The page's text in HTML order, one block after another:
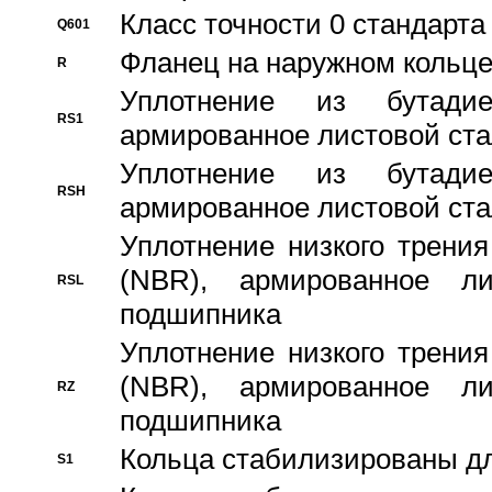
Q601 Класс точности 0
R Фланец на наружном кольце
RS1
Уплотнение из
армированное листовой
RSH
Уплотнение из
армированное листовой
RSL
Уплотнение низкого
(NBR), армированное
подшипника
RZ
Уплотнение низкого
(NBR), армированное
подшипника
S1 Кольца стабилизированы